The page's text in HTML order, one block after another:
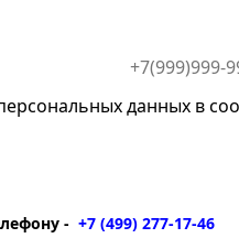
данных в
- +7 (499) 277-17-46